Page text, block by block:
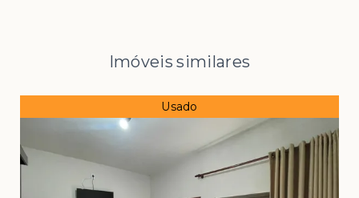
Imóveis similares
Usado